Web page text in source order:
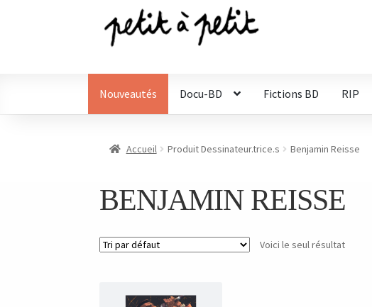
Aller
navigation
Aller
Nouveautés Docu-BD Fictions BD RIP
Accueil Produit Dessinateur.trice.s Benjamin Reisse
BENJAMIN REISSE
Voici le seul résultat